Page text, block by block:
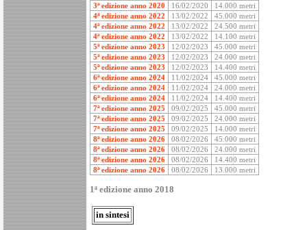
3ª edizione anno 2020
16/02/2020
14.000 metri
4ª edizione anno 2022
13/02/2022
45.000 metri
4ª edizione anno 2022
13/02/2022
24.500 metri
4ª edizione anno 2022
13/02/2022
14.100 metri
5ª edizione anno 2023
12/02/2023
45.000 metri
5ª edizione anno 2023
12/02/2023
24.000 metri
5ª edizione anno 2023
12/02/2023
14.400 metri
6ª edizione anno 2024
11/02/2024
45.000 metri
6ª edizione anno 2024
11/02/2024
24.000 metri
6ª edizione anno 2024
11/02/2024
14.400 metri
7ª edizione anno 2025
09/02/2025
45.000 metri
7ª edizione anno 2025
09/02/2025
24.000 metri
7ª edizione anno 2025
09/02/2025
14.000 metri
8ª edizione anno 2026
08/02/2026
45.000 metri
8ª edizione anno 2026
08/02/2026
24.000 metri
8ª edizione anno 2026
08/02/2026
14.400 metri
8ª edizione anno 2026
08/02/2026 13.000 metri
1ª edizione anno 2018
in sintesi